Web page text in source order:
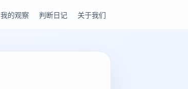
我的观察 判断日记 关于我们